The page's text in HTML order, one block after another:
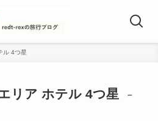
ル 4つ星
リア ホテル 4つ星
–